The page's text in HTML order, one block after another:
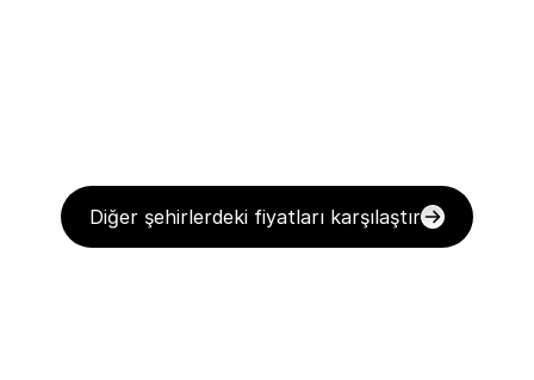
Diğer şehirlerdeki fiyatları karşılaştır